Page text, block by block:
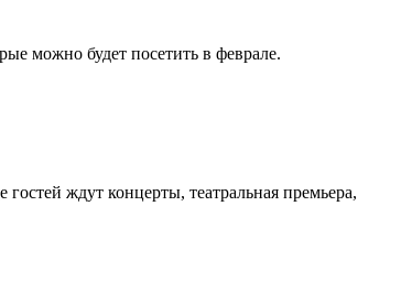
можно будет посетить в феврале.
ждут концерты, театральная премьера,